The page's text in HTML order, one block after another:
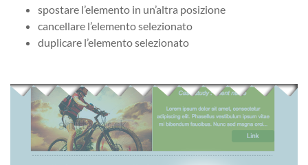
spostare l’elemento in un’altra posizione
cancellare l’elemento selezionato
duplicare l’elemento selezionato